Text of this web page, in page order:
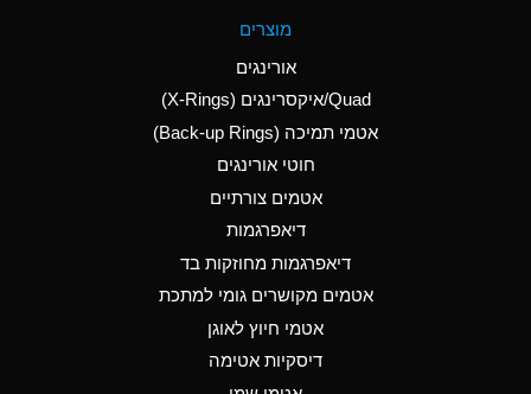
Aluminum Nitrate
(Aqueous)
Aluminum Phosphate
Ammonia Anhydrous
C
Ammonia Gas (cold)
A
Ammonia Gas (hot)
מוצרים
אורינגים
Quad/איקסרינגים (X-Rings)
אטמי תמיכה (Back-up Rings)
חוטי אורינגים
אטמים צורתיים
דיאפרגמות
דיאפרגמות מחוזקות בד
אטמים מקושרים גומי למתכת
אטמי חיוץ לאוגן
דיסקיות אטימה